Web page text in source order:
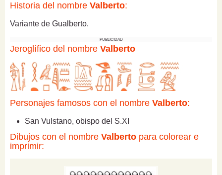
Historia del nombre Valberto:
Variante de Gualberto.
PUBLICIDAD
Jeroglífico del nombre Valberto
Personajes famosos con el nombre Valberto:
San Vulstano, obispo del S.XI
Dibujos con el nombre Valberto para colorear e
imprimir: